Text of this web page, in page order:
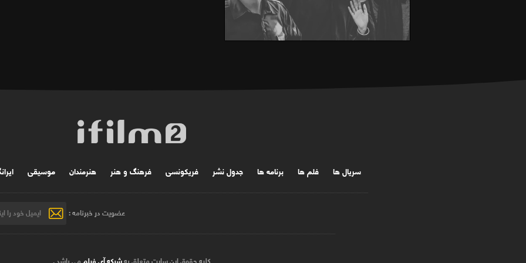
سریال ها فلم ها برنامه ها جدول نشر فریکونسی فرهنگ و هنر هنرمندان موسیقی
عضویت در خبرنامه :